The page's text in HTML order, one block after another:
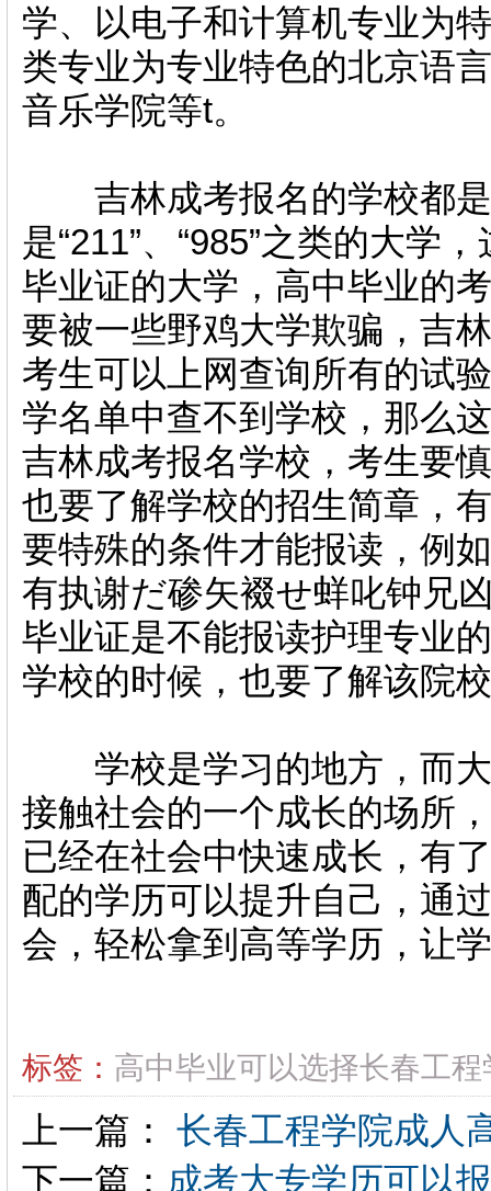
学、以电子和计算机专业为
类专业为专业特色的北京语
音乐学院等t。
吉林成考报名的学校都
是“211”、“985”之类的大学
毕业证的大学，高中毕业的
要被一些野鸡大学欺骗，吉
考生可以上网查询所有的试
学名单中查不到学校，那么
吉林成考报名学校，考生要
也要了解学校的招生简章，
要特殊的条件才能报读，例
有执谢だ碜矢裰せ蛘叱钟兄
毕业证是不能报读护理专业
学校的时候，也要了解该院
学校是学习的地方，而大
接触社会的一个成长的场所
已经在社会中快速成长，有
配的学历可以提升自己，通
会，轻松拿到高等学历，让
标签： 高中毕业可以选择长春工
上一篇：
长春工程学院成人
下一篇： 成考大专学历可以